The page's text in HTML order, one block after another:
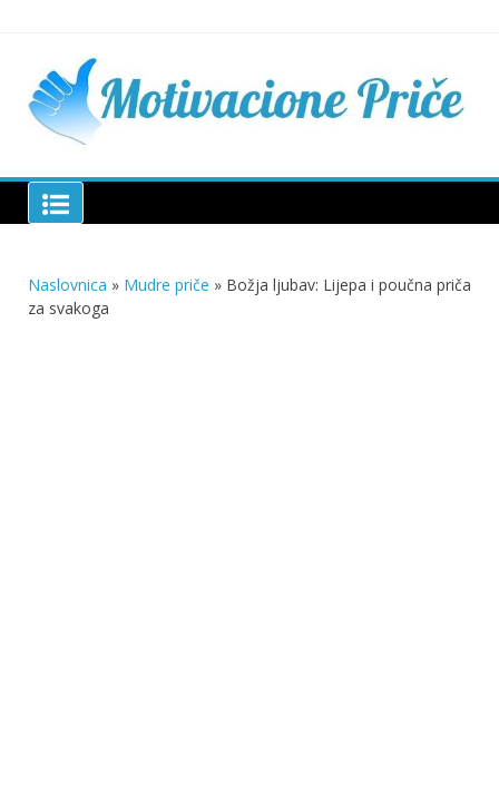
Motivacione Priče
Naslovnica » Mudre priče » Božja ljubav: Lijepa i poučna priča
za svakoga